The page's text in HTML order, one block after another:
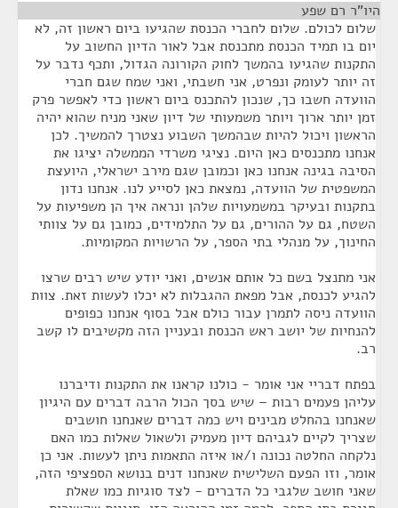
היו"ר רם שפע
שלום לכולם. שלום לחברי הכנסת שהגיעו ביום ראשון זה, לא
יום בו תמיד הכנסת מתכנסת אבל לאור הדיון החשוב על
התקנות שהגיעו בהמשך לחוק הקורונה הגדול, ותכף נדבר על
זה יותר לעומק ונפרט, אני חשבתי, ואני שמח שגם חברי
הוועדה חשבו כך, שנכון להתכנס ביום ראשון כדי לאפשר פרק
זמן יותר ארוך ויותר משמעותי של דיון שאני מניח שהוא יהיה
הראשון ויכול להיות שבהמשך השבוע נצטרך להמשיך. לכן
אנחנו מתכנסים כאן היום. נציגי משרדי הממשלה יציגו את
הסיבה בגינה אנחנו כאן וכמובן שגם מירב ישראלי, היועצת
המשפטית של הוועדה, נמצאת כאן לסייע לנו. אנחנו נדון
בתקנות ובעיקר במשמעויות שלהן ונראה איך הן משפיעות על
השטח, גם על ההורים, גם על התלמידים, כמובן גם על צוותי
החינוך, על מנהלי בתי הספר, על הרשויות המקומיות.
אני מתנצל בשם כל אותם אנשים, ואני יודע שיש רבים שרצו
להגיע לכנסת, אבל מפאת ההגבלות לא יכלו לעשות זאת. צוות
הוועדה ניסה לתמרן עבור כולם אבל בסוף אנחנו כפופים
להנחיות של יושב ראש הכנסת ובעניין הזה מקשיבים לו קשב
רב.
בפתח דבריי אני אומר - כולנו קראנו את התקנות ודיברנו
עליהן פעמים רבות – שיש בסך הכול הרבה דברים עם היגיון
שאנחנו בהחלט מבינים ויש כמה דברים שאנחנו חושבים
שצריך לקיים לגביהם דיון מעמיק ולשאול שאלות כמו האם
נלקחה החלטה נכונה ו/או איזה התאמות ניתן לעשות. אני כן
אומר, וזו הפעם השלישית שאנחנו דנים בנושא הספציפי הזה,
שאני חושב שלגבי כל הדברים - לצד סוגיות כמו שאלת